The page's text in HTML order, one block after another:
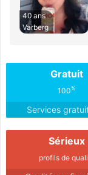
40 ans
Varberg
Gratuit
100%
Services
Sérieux
profils de